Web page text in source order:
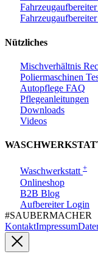
Nützliches
Mischverhältnis
Poliermaschinen
Autopflege FAQ
Pflegeanleitungen
Downloads
Videos
Waschwerkstatt +
Onlineshop
B2B Blog
Aufbereiter Login
#SAUBER­MACHER
KontaktImpressum